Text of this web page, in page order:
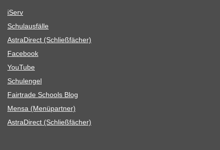
iServ
Schul­aus­fälle
Astra­Di­rect (Schließ­fä­cher)
Face­book
You­Tube
Schul­en­gel
Fair­trade Schools Blog
Mensa (Menü­part­ner)
Astra­Di­rect (Schließ­fä­cher)